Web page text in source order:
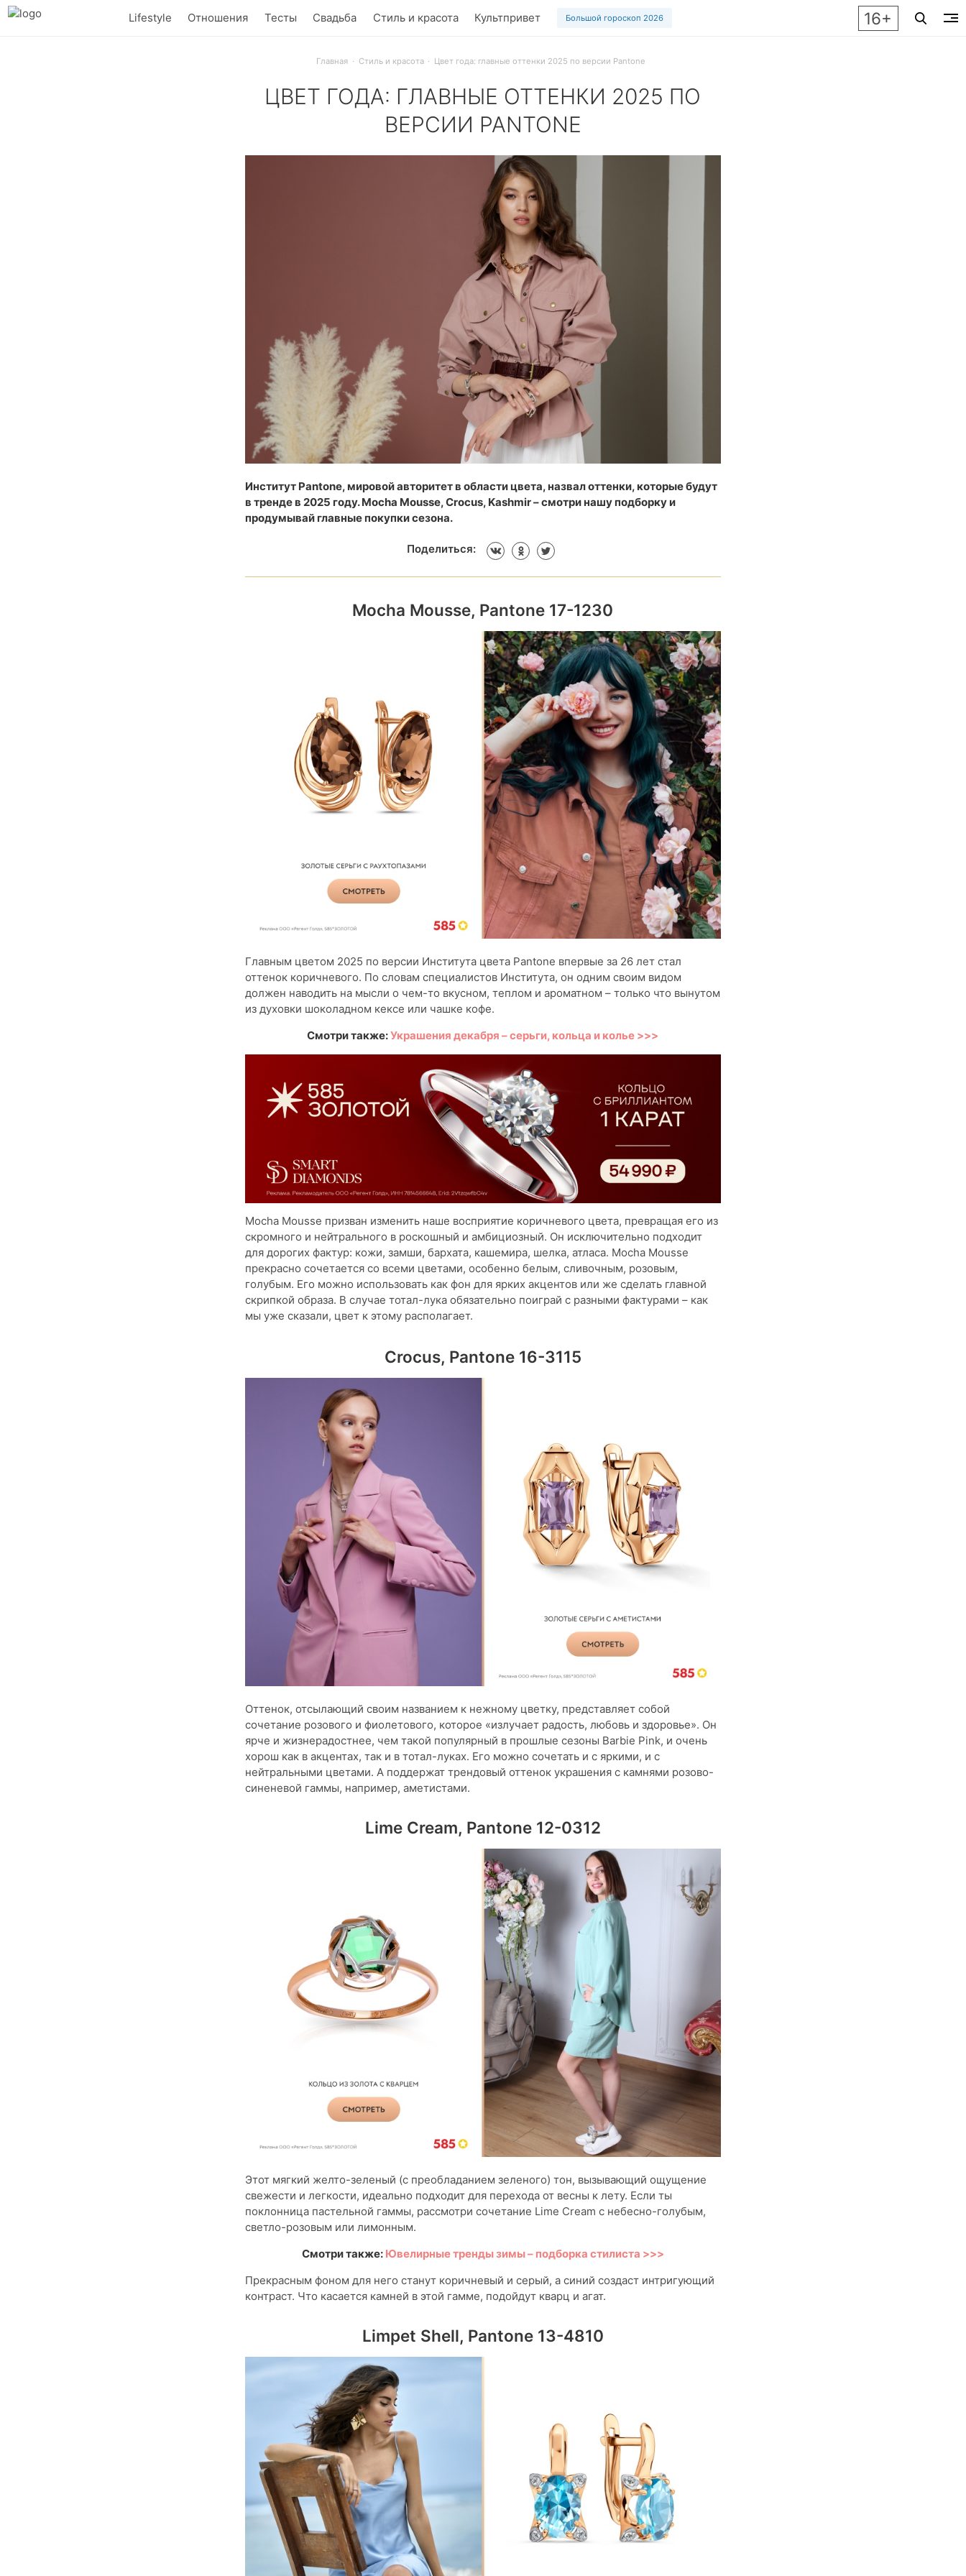
Lifestyle Отношения Тесты Свадьба Стиль и красота Культпривет Большой гороскоп 2026 16+
Главная Стиль и красота Цвет года: главные оттенки 2025 по версии Pantone
ЦВЕТ ГОДА: ГЛАВНЫЕ ОТТЕНКИ 2025 ПО
ВЕРСИИ PANTONE
Кофейно-шоколадный Mocha Mousse, сиреневый Crocus, серо-зеленый Kashmir. Трендовая палитра 2025 поражает разнообразием!
Институт Pantone, мировой авторитет в области цвета, назвал оттенки, которые будут
в тренде в 2025 году. Mocha Mousse, Crocus, Kashmir – смотри нашу подборку и
продумывай главные покупки сезона.
Поделиться:
Mocha Mousse, Pantone 17-1230
Главным цветом 2025 по версии Института цвета Pantone впервые за 26 лет стал
оттенок коричневого. По словам специалистов Института, он одним своим видом
должен наводить на мысли о чем-то вкусном, теплом и ароматном – только что вынутом
из духовки шоколадном кексе или чашке кофе.
Смотри также:Украшения декабря – серьги, кольца и колье >>>
Mocha Mousse призван изменить наше восприятие коричневого цвета, превращая его из
скромного и нейтрального в роскошный и амбициозный. Он исключительно подходит
для дорогих фактур: кожи, замши, бархата, кашемира, шелка, атласа. Mocha Mousse
прекрасно сочетается со всеми цветами, особенно белым, сливочным, розовым,
голубым. Его можно использовать как фон для ярких акцентов или же сделать главной
скрипкой образа. В случае тотал-лука обязательно поиграй с разными фактурами – как
мы уже сказали, цвет к этому располагает.
Crocus, Pantone 16-3115
Оттенок, отсылающий своим названием к нежному цветку, представляет собой
сочетание розового и фиолетового, которое «излучает радость, любовь и здоровье». Он
ярче и жизнерадостнее, чем такой популярный в прошлые сезоны Barbie Pink, и очень
хорош как в акцентах, так и в тотал-луках. Его можно сочетать и с яркими, и с
нейтральными цветами. А поддержат трендовый оттенок украшения с камнями розово-
синеневой гаммы, например, аметистами.
Lime Cream, Pantone 12-0312
Этот мягкий желто-зеленый (с преобладанием зеленого) тон, вызывающий ощущение
свежести и легкости, идеально подходит для перехода от весны к лету. Если ты
поклонница пастельной гаммы, рассмотри сочетание Lime Cream с небесно-голубым,
светло-розовым или лимонным.
Смотри также: Ювелирные тренды зимы – подборка стилиста >>>
Прекрасным фоном для него станут коричневый и серый, а синий создаст интригующий
контраст. Что касается камней в этой гамме, подойдут кварц и агат.
Limpet Shell, Pantone 13-4810